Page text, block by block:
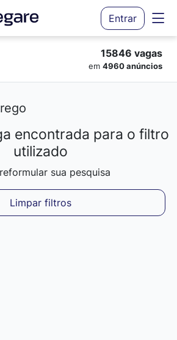
Entrar
15846 vagas
em 4960 anúncios
encontrada para o filtro
utilizado
sua pesquisa
Limpar filtros